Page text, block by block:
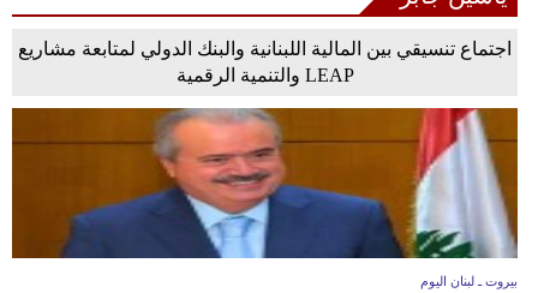
فن
وتغذية
اجتماع تنسيقي بين المالية اللبنانية والبنك الدولي لمتابعة مشاريع
LEAP والتنمية الرقمية
بيروت ـ لبنان اليوم